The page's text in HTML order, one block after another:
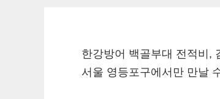
한강방어 백골부대 전적비,
서울 영등포구에서만 만날